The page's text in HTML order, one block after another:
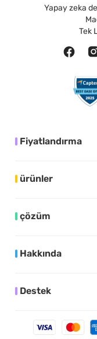
Yapay zeka
Tek
Fiyatlandırma
ürünler
çözüm
Hakkında
Destek